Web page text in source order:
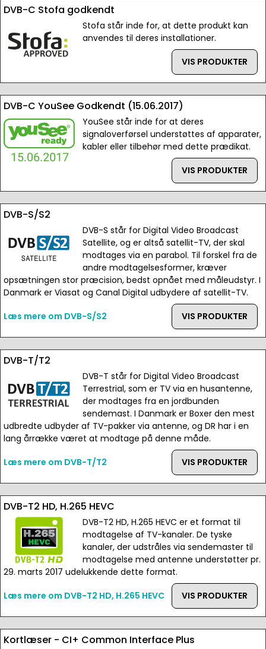
DVB-C Stofa godkendt
Stofa står inde for, at dette produkt kan
anvendes til deres installationer.
VIS PRODUKTER
DVB-C YouSee Godkendt (15.06.2017)
YouSee står inde for at deres
signaloverførsel understøttes af apparater,
kabler eller tilbehør med dette prædikat.
VIS PRODUKTER
DVB-S/S2
DVB-S står for Digital Video Broadcast
Satellite, og er altså satellit-TV, der skal
modtages via en parabol. Til forskel fra de
andre modtagelsesformer, kræver
opsætningen stor præcision, bedst opnået med måleudstyr. I
Danmark er Viasat og Canal Digital udbydere af satellit-TV.
Læs mere om DVB-S/S2
VIS PRODUKTER
DVB-T/T2
DVB-T står for Digital Video Broadcast
Terrestrial, som er TV via en husantenne,
der modtages fra en jordbunden
sendemast. I Danmark er Boxer den mest
udbredte udbyder af TV-pakker via antenne, og DR har i en
lang årrække været at modtage på denne måde.
Læs mere om DVB-T/T2
VIS PRODUKTER
DVB-T2 HD, H.265 HEVC
DVB-T2 HD, H.265 HEVC er et format til
modtagelse af TV-kanaler. De tyske
kanaler, der udstråles via sendemaster til
modtagelse med antenne understøtter pr.
29. marts 2017 udelukkende dette format.
Læs mere om DVB-T2 HD, H.265 HEVC
VIS PRODUKTER
Kortlæser - CI+ Common Interface Plus